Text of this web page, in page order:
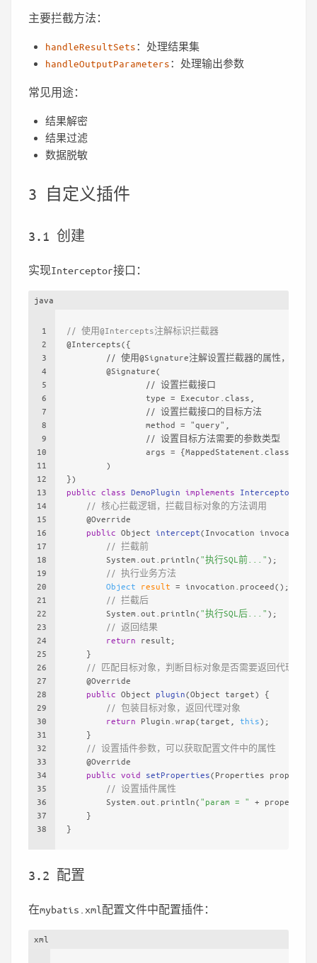
主要拦截方法：
handleResultSets：处理结果集
handleOutputParameters：处理输出参数
常见用途：
结果解密
结果过滤
数据脱敏
3 自定义插件
3.1 创建
实现Interceptor接口：
java
1
2
3
4
5
6
7
8
9
10
11
12
13
14
15
16
17
18
19
20
21
22
23
24
25
26
27
28
29
30
31
32
33
34
35
36
37
38
// 使用@Intercepts注解标识拦截器
@Intercepts({
// 使用@Signature注解设置拦截器的属性，可以
        @Signature(
                // 设置拦截接口
                type = Executor.class,
                // 设置拦截接口的目标方法
                method = "query",
                // 设置目标方法需要的参数类型
args = {MappedStatement.class,
        )
})
public class DemoPlugin implements Interceptor
// 核心拦截逻辑，拦截目标对象的方法调用
@Override
public Object intercept(Invocation invocation)
// 拦截前
        System.out.println(
"执行SQL前...");
// 执行业务方法
Object result = invocation.proceed();
// 拦截后
        System.out.println(
"执行SQL后...");
// 返回结果
return result;
    }
// 匹配目标对象，判断目标对象是否需要返回代理对象
@Override
public Object plugin(Object target)
{
// 包装目标对象，返回代理对象
return Plugin.wrap(target, this);
    }
// 设置插件参数，可以获取配置文件中的属性
@Override
public void setProperties(Properties
// 设置插件属性
        System.out.println(
"param = " +
    }
}
3.2 配置
在mybatis.xml配置文件中配置插件：
xml